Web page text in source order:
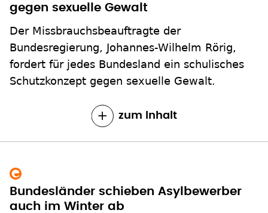
gegen sexuelle Gewalt
Der Missbrauchsbeauftragte der
Bundesregierung, Johannes-Wilhelm Rörig,
fordert für jedes Bundesland ein schulisches
Schutzkonzept gegen sexuelle Gewalt.
zum Inhalt
Bundesländer schieben Asylbewerber
auch im Winter ab